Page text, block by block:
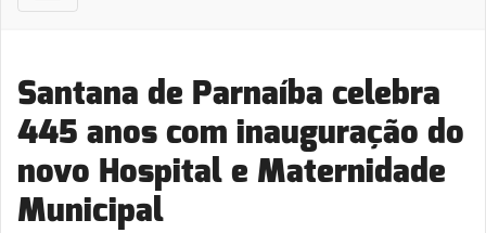
Santana de Parnaíba celebra
445 anos com inauguração do
novo Hospital e Maternidade
Municipal